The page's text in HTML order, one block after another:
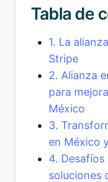
Tabla de
1. La
Stripe
2. Alianza
para
México
3.
en México
4.
soluciones